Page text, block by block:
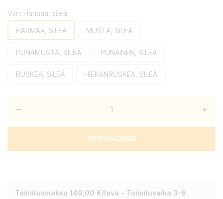
Väri: Harmaa, sileä
HARMAA, SILEÄ MUSTA, SILEÄ
PUNAMUSTA, SILEÄ PUNAINEN, SILEÄ
RUSKEA, SILEÄ HIEKANRUSKEA, SILEÄ
– +
OSTOSKORIIN
Toimitusmaksu 149,00 €/lava - Toimitusaika 3-6